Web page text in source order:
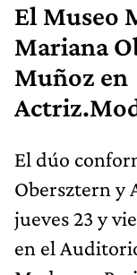
El Museo
Mariana
Muñoz en
El dúo
Obersztern y
jueves 23 y
en el